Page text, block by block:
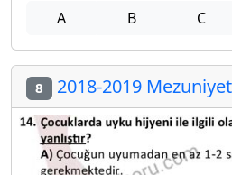
A B C
8 2018-2019 Mezuniyet